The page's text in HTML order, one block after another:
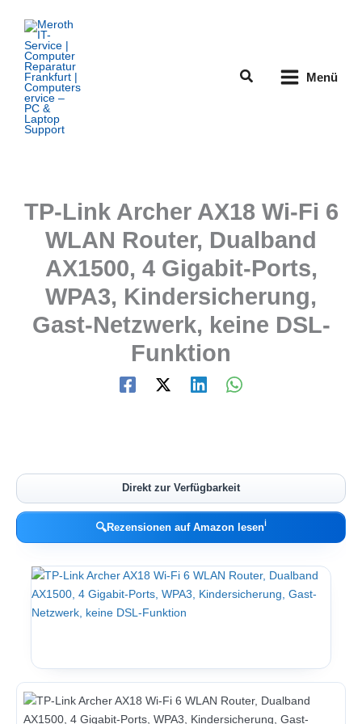
Inhalt
springen
Suchen Menü
TP-Link Archer AX18 Wi-Fi 6
WLAN Router, Dualband
AX1500, 4 Gigabit-Ports,
WPA3, Kindersicherung,
Gast-Netzwerk, keine DSL-
Funktion
Direkt zur Verfügbarkeit
🔍Rezensionen auf Amazon lesenℹ︎